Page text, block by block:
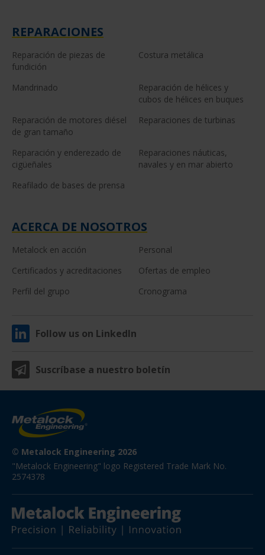
REPARACIONES
Reparación de piezas de
fundición
Costura metálica
Mandrinado
Reparación de hélices y
cubos de hélices en buques
Reparación de motores diésel
de gran tamaño
Reparaciones de turbinas
Reparación y enderezado de
cigüeñales
Reparaciones náuticas,
navales y en mar abierto
Reafilado de bases de prensa
ACERCA DE NOSOTROS
Metalock en acción
Personal
Certificados y acreditaciones
Ofertas de empleo
Perfil del grupo
Cronograma
Follow us on LinkedIn
Suscríbase a nuestro boletín
© Metalock Engineering 2026
"Metalock Engineering" logo Registered Trade Mark No.
2574378